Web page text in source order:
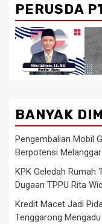
PERUSDA
BANYAK
Pengembalian Mobil
Berpotensi
KPK Geledah Rumah
Dugaan TPPU Rita
Kredit Macet Jadi
Tenggarong